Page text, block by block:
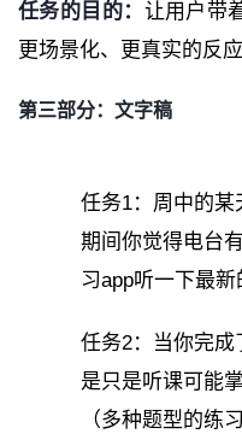
任务的目的： 让用户带
更场景化、更真实的反
第三部分：文字稿
任务1：周中的某
期间你觉得电台
习app听一下最新
任务2：当你完成
是只是听课可能
（多种题型的练